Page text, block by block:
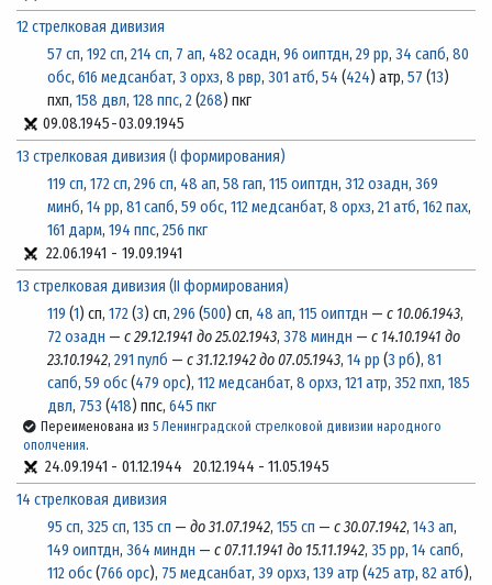
12 стрелковая дивизия
57 сп, 192 сп, 214 сп, 7 ап, 482 осадн, 96 оиптдн, 29 рр, 34 сапб, 80
обс, 616 медсанбат, 3 орхз, 8 рвр, 301 атб, 54 (424) атр, 57 (13)
пхп, 158 двл, 128 ппс, 2(268) пкг
09.08.1945-03.09.1945
13 стрелковая дивизия (I формирования)
119 сп, 172 сп, 296 сп, 48 ап, 58 гап, 115 оиптдн, 312 озадн, 369
минб, 14 рр, 81 сапб, 59 обс, 112 медсанбат, 8 орхз, 21 атб, 162 пах,
161 дарм, 194 ппс, 256 пкг
22.06.1941 - 19.09.1941
13 стрелковая дивизия (II формирования)
119 (1) сп, 172(3) сп, 296 (500) сп, 48 ап, 115 оиптдн — с 10.06.1943,
72 озадн — с 29.12.1941 до 25.02.1943, 378 миндн — с 14.10.1941 до
23.10.1942, 291 пулб — с 31.12.1942 до 07.05.1943, 14 рр (3 рб), 81
сапб, 59 обс(479 орс), 112 медсанбат, 8 орхз, 121 атр, 352 пхп, 185
двл, 753 (418) ппс, 645 пкг
Переименована из5 Ленинградской стрелковой дивизии народного
ополчения.
24.09.1941 - 01.12.1944 20.12.1944 - 11.05.1945
14 стрелковая дивизия
95 сп, 325 сп, 135 сп — до 31.07.1942, 155 сп — с 30.07.1942, 143 ап,
149 оиптдн, 364 миндн — с 07.11.1941 до 15.11.1942, 35 рр, 14 сапб,
112 обс(766 орс), 75 медсанбат, 39 орхз, 139 атр (425 атр, 82 атб),